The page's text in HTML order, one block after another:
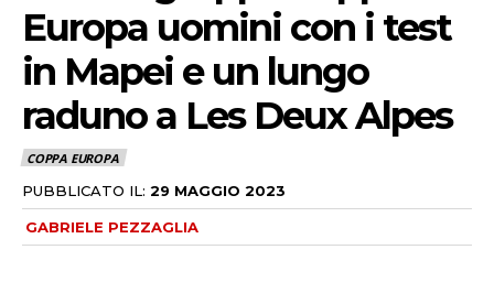
Europa uomini con i test
in Mapei e un lungo
raduno a Les Deux Alpes
COPPA EUROPA
PUBBLICATO IL: 29 MAGGIO 2023
GABRIELE PEZZAGLIA